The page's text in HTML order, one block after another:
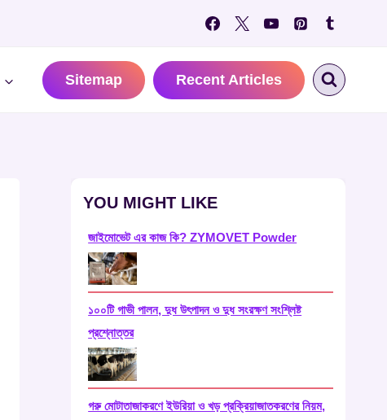
Sitemap Recent Articles
YOU MIGHT LIKE
জাইমোভেট এর কাজ কি? ZYMOVET Powder
১০০টি গাভী পালন, দুধ উৎপাদন ও দুধ সংরক্ষণ সংশ্লিষ্ট
প্রশ্নোত্তর
গরু মোটাতাজাকরণে ইউরিয়া ও খড় প্রক্রিয়াজাতকরণের নিয়ম,